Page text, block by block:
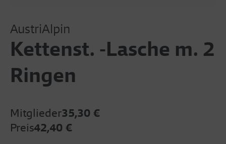
AustriAlpin
Kettenst. -Lasche m. 2
Ringen
Mitglieder35,30 €
Preis42,40 €